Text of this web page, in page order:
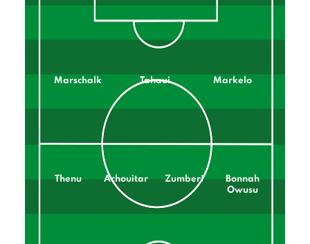
Marschalk Tahaui Markelo
Thenu Achouitar Zumberi
Bonnah
Owusu